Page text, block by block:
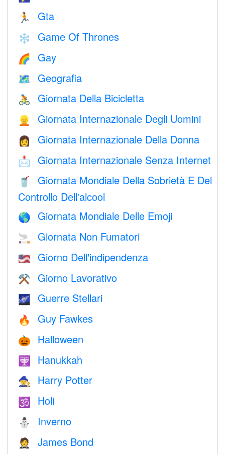
🏃 Gta
❄️ Game Of Thrones
🌈 Gay
🗺 Geografia
🚴 Giornata Della Bicicletta
👱 Giornata Internazionale Degli Uomini
👩 Giornata Internazionale Della Donna
📩 Giornata Internazionale Senza Internet
🥤
Giornata Mondiale Della Sobrietà E Del
Controllo Dell'alcool
🌎 Giornata Mondiale Delle Emoji
🚬 Giornata Non Fumatori
🇺🇸 Giorno Dell'indipendenza
⚒️ Giorno Lavorativo
🌌 Guerre Stellari
🔥 Guy Fawkes
🎃 Halloween
🕎 Hanukkah
🧙 Harry Potter
🕉 Holi
⛄ Inverno
🤵 James Bond